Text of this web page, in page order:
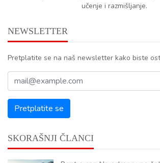
učenje i razmišljanje.
NEWSLETTER
Pretplatite se na naš newsletter kako biste
SKORAŠNJI ČLANCI